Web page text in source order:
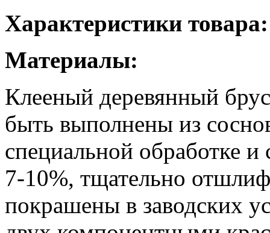
Характеристики товара:
Материалы:
Клееный деревянный
быть выполнены из
специальной обработке
7-10%, тщательно
покрашены в заводских